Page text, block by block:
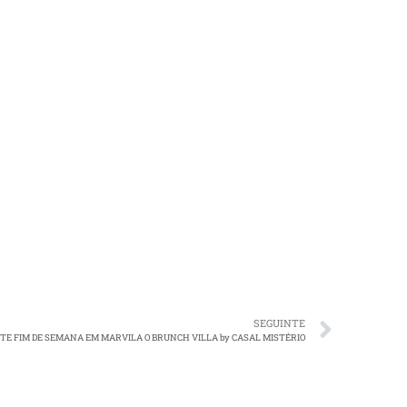
SEGUINTE
FIM DE SEMANA EM MARVILA O BRUNCH VILLA by CASAL MISTÉRIO